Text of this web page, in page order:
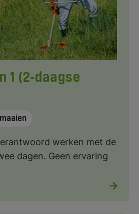
1 (2-daagse
werken met de
dagen. Geen ervaring